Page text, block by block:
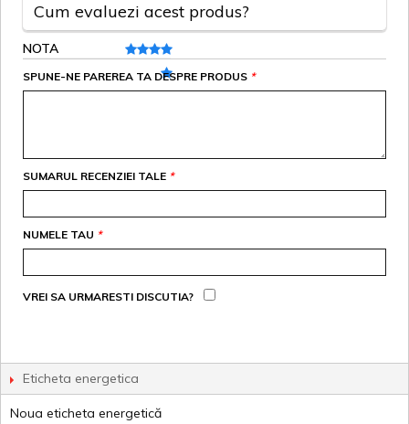
Cum evaluezi acest produs?
NOTA
*
SPUNE-NE PAREREA TA DESPRE PRODUS
*
SUMARUL RECENZIEI TALE
*
NUMELE TAU
VREI SA URMARESTI DISCUTIA?
Eticheta energetica
Noua eticheta energetică